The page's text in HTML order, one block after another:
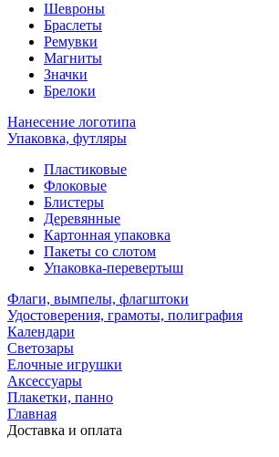
Шевроны
Браслеты
Ремувки
Магниты
Значки
Брелоки
Нанесение логотипа
Упаковка, футляры
Пластиковые
Флоковые
Блистеры
Деревянные
Картонная упаковка
Пакеты со слотом
Упаковка-перевертыш
Флаги, вымпелы, флагштоки
Удостоверения, грамоты, полиграфия
Календари
Светозары
Елочные игрушки
Аксессуары
Плакетки, панно
Главная
Доставка и оплата